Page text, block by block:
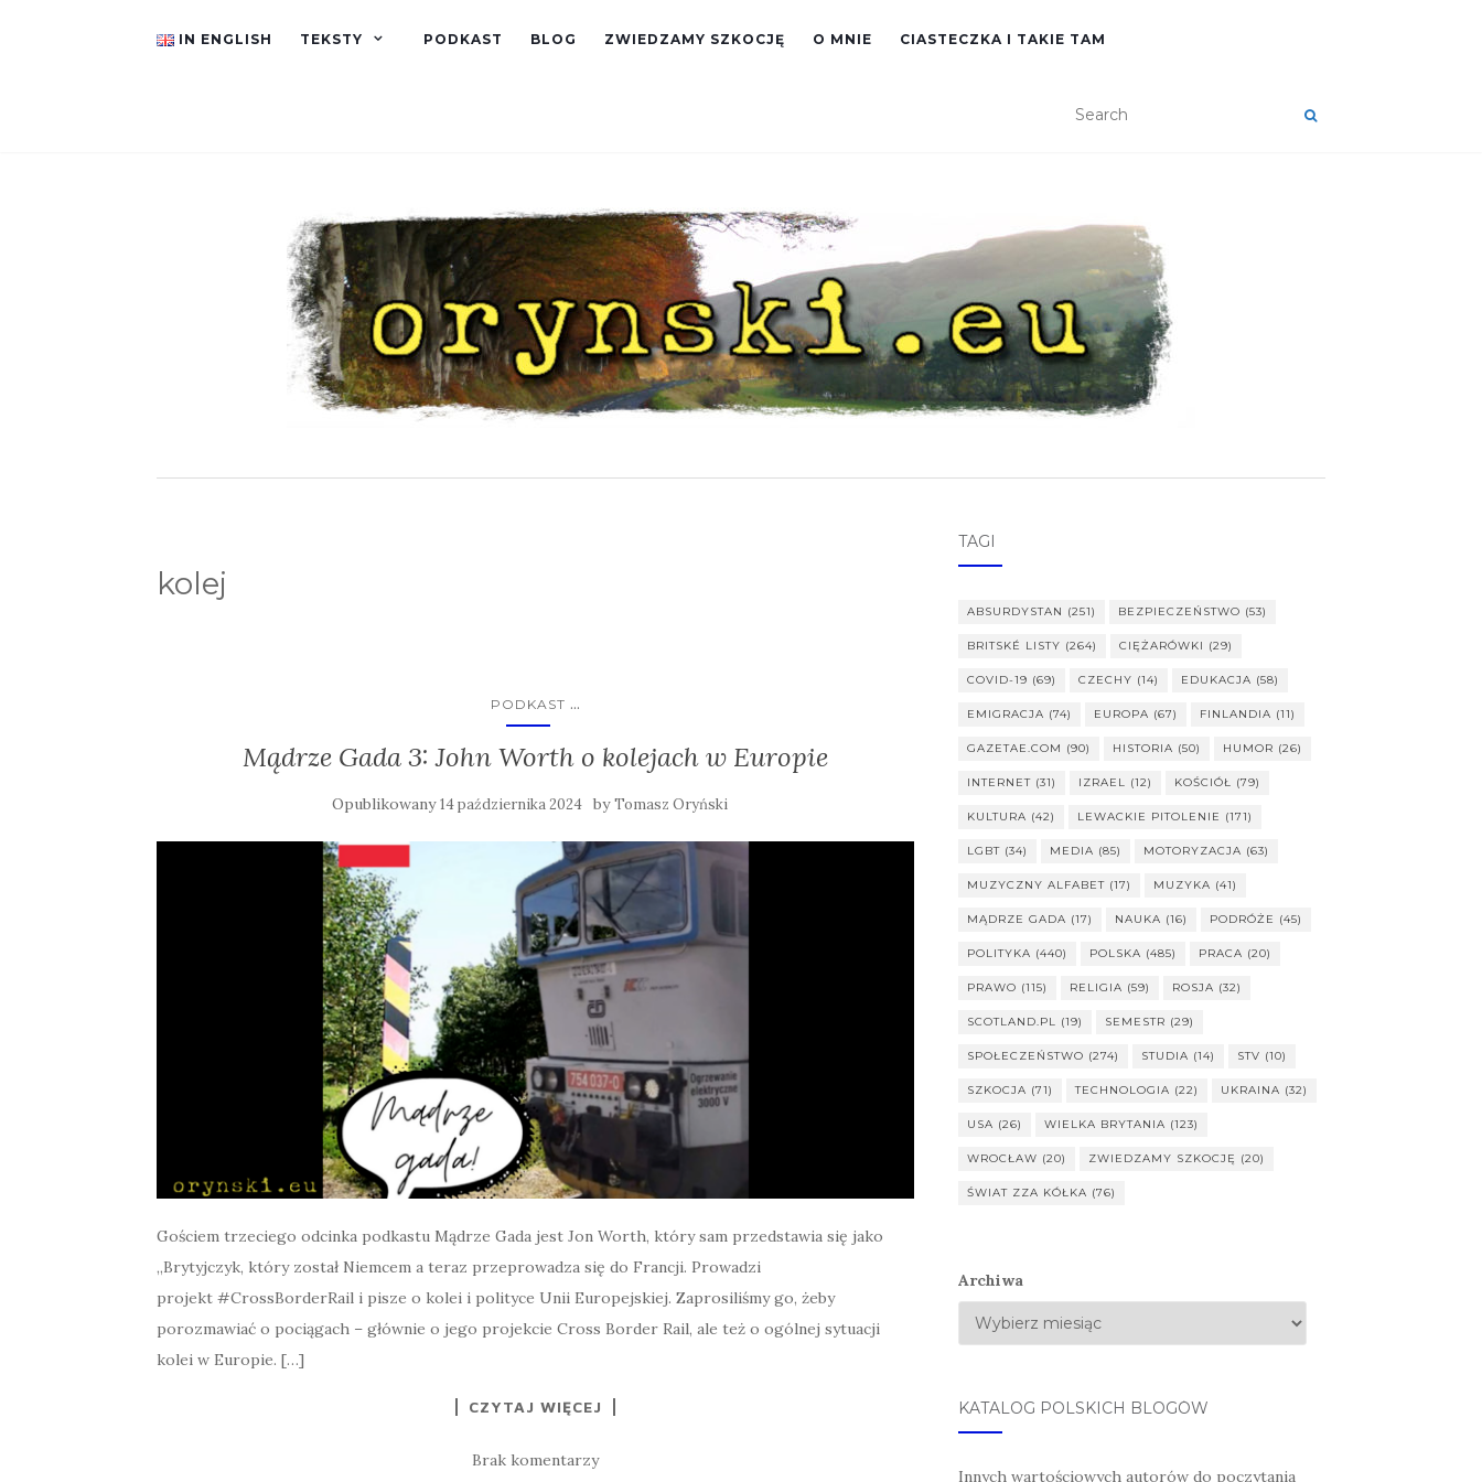
IN ENGLISH TEKSTY PODKAST BLOG ZWIEDZAMY SZKOCJĘ O MNIE CIASTECZKA I TAKIE TAM
kolej
PODKAST ...
Mądrze Gada 3: John Worth o kolejach w Europie
Opublikowany14 października 2024 byTomasz Oryński
Gościem trzeciego odcinka podkastu Mądrze Gada jest Jon Worth, który sam przedstawia się jako
„Brytyjczyk, który został Niemcem a teraz przeprowadza się do Francji. Prowadzi
projekt #CrossBorderRail i pisze o kolei i polityce Unii Europejskiej. Zaprosiliśmy go, żeby
porozmawiać o pociągach – głównie o jego projekcie Cross Border Rail, ale też o ogólnej sytuacji
kolei w Europie. […]
CZYTAJ WIĘCEJ
Brak komentarzy
TAGI
ABSURDYSTAN (251) BEZPIECZEŃSTWO (53)
BRITSKÉ LISTY (264) CIĘŻARÓWKI (29)
COVID-19 (69) CZECHY (14) EDUKACJA (58)
EMIGRACJA (74) EUROPA (67) FINLANDIA (11)
GAZETAE.COM (90) HISTORIA (50) HUMOR (26)
INTERNET(31) IZRAEL (12) KOŚCIÓŁ (79)
KULTURA (42) LEWACKIE PITOLENIE (171)
LGBT(34) MEDIA (85) MOTORYZACJA (63)
MUZYCZNY ALFABET(17) MUZYKA (41)
MĄDRZE GADA (17) NAUKA (16) PODRÓŻE (45)
POLITYKA (440) POLSKA (485) PRACA (20)
PRAWO (115) RELIGIA (59) ROSJA (32)
SCOTLAND.PL (19) SEMESTR (29)
SPOŁECZEŃSTWO (274) STUDIA (14) STV (10)
SZKOCJA (71) TECHNOLOGIA (22) UKRAINA (32)
USA (26) WIELKA BRYTANIA (123)
WROCŁAW (20) ZWIEDZAMY SZKOCJĘ (20)
ŚWIAT ZZA KÓŁKA (76)
Archiwa
KATALOG POLSKICH BLOGÓW
Innych wartościowych autorów do poczytania